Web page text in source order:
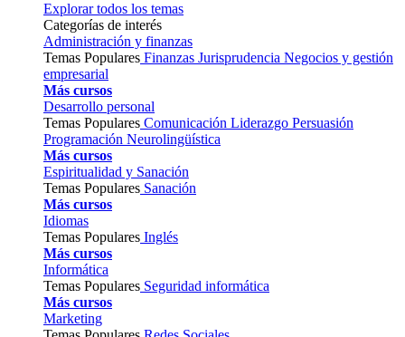
Explorar todos los temas
Categorías de interés
Administración y finanzas
Temas Populares Finanzas Jurisprudencia Negocios y gestión
empresarial
Más cursos
Desarrollo personal
Temas Populares Comunicación Liderazgo Persuasión
Programación Neurolingüística
Más cursos
Espiritualidad y Sanación
Temas Populares Sanación
Más cursos
Idiomas
Temas Populares Inglés
Más cursos
Informática
Temas Populares Seguridad informática
Más cursos
Marketing